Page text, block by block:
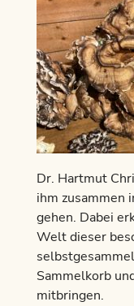
Dr. Hartmut
ihm zusammen
gehen. Dabei
Welt dieser
Sammelkorb
mitbringen.